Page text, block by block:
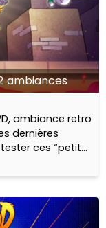
ambiances
ambiance retro
dernières
ces “petits